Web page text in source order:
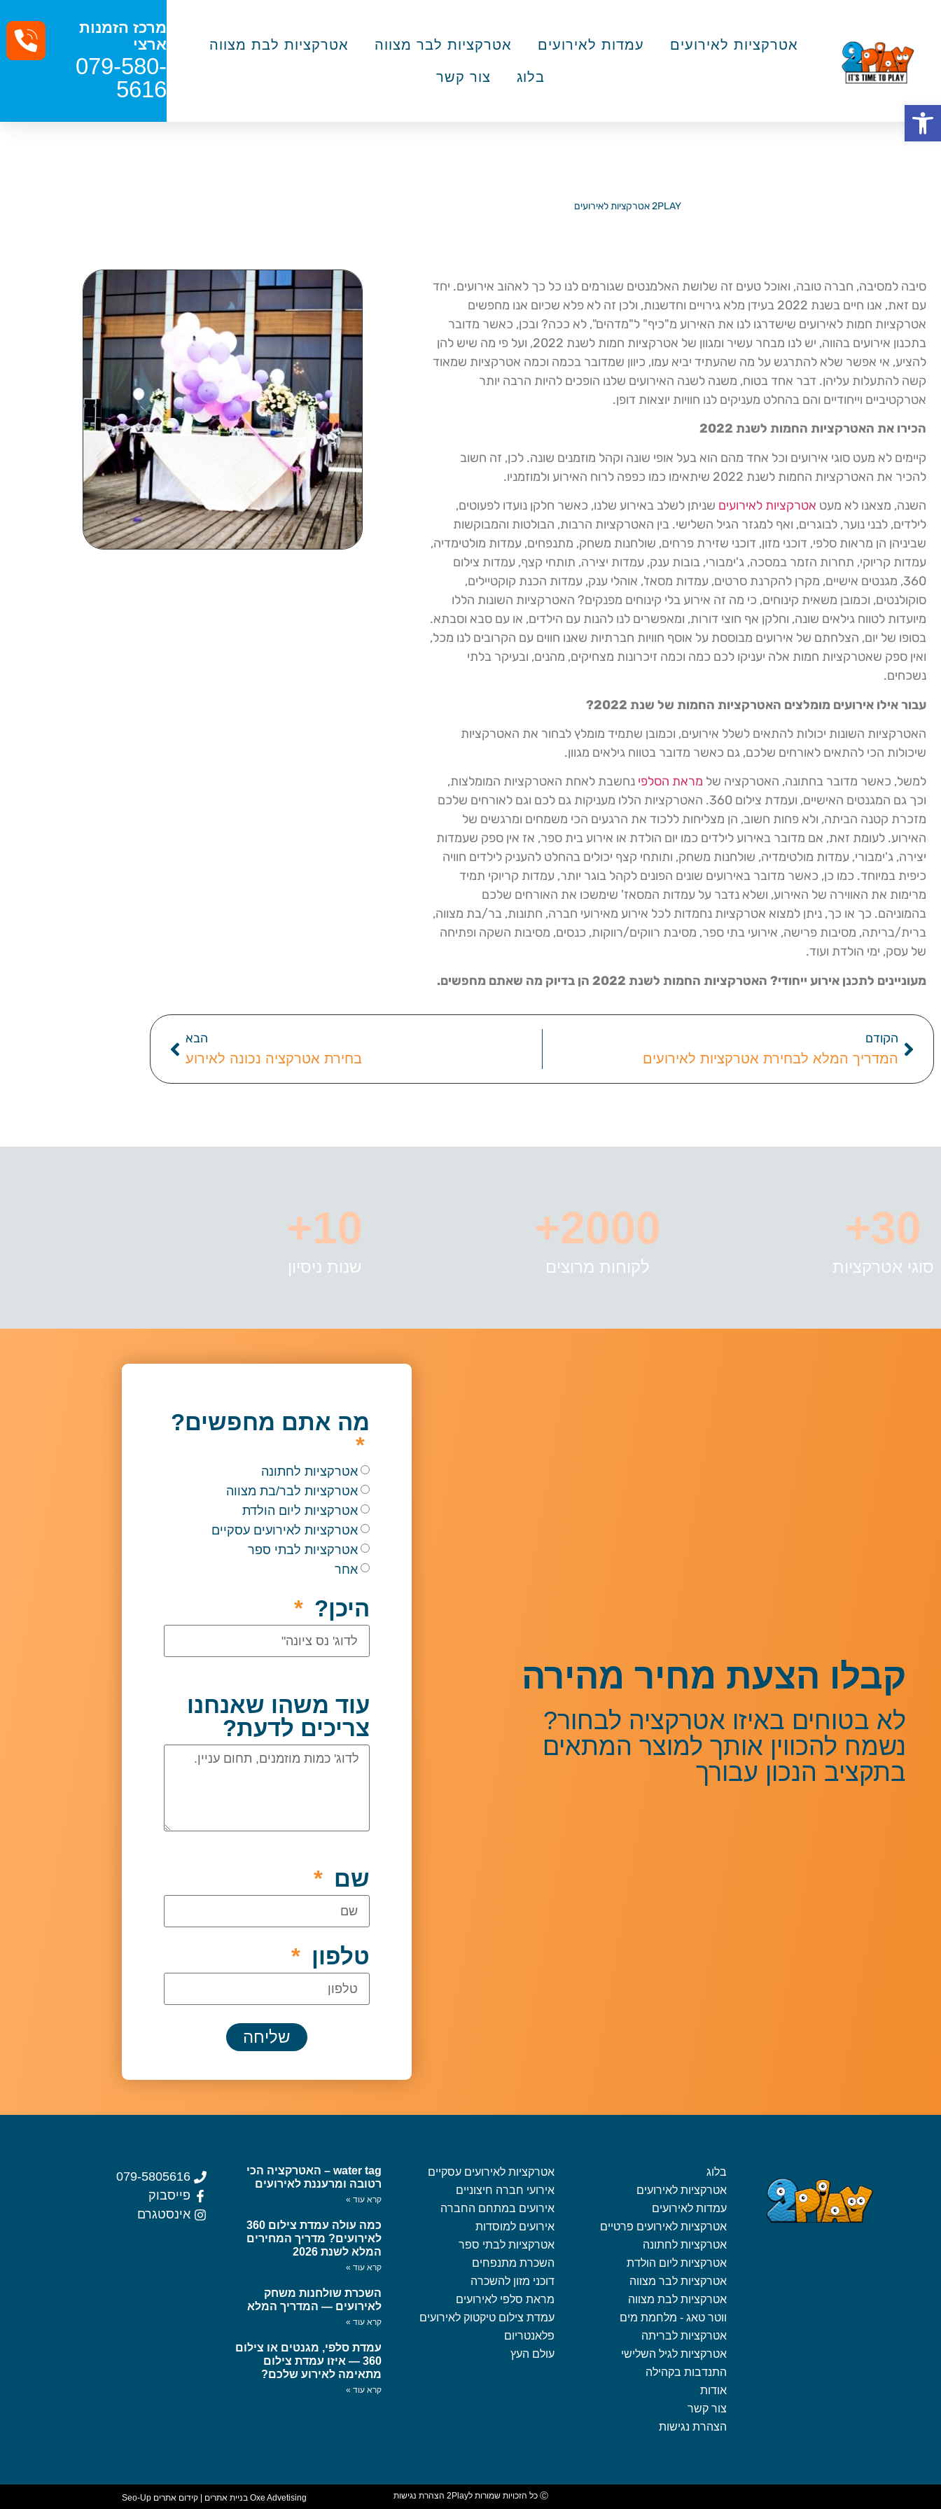
אטרקציות לאירועים עמדות לאירועים אטרקציות לבר מצווה אטרקציות לבת מצווה
בלוג צור קשר
מרכז הזמנות
ארצי
079-580-
5616
2PLAY אטרקציות לאירועים
סיבה למסיבה, חברה טובה, ואוכל טעים זה שלושת האלמנטים שגורמים לנו כל כך לאהוב אירועים. יחד
עם זאת, אנו חיים בשנת 2022 בעידן מלא גירויים וחדשנות, ולכן זה לא פלא שכיום אנו מחפשים
אטרקציות חמות לאירועים שישדרגו לנו את האירוע מ"כיף" ל"מדהים", לא ככה? ובכן, כאשר מדובר
בתכנון אירועים בהווה, יש לנו מבחר עשיר ומגוון של אטרקציות חמות לשנת 2022, ועל פי מה שיש להן
להציע, אי אפשר שלא להתרגש על מה שהעתיד יביא עמו, כיוון שמדובר בכמה וכמה אטרקציות שמאוד
קשה להתעלות עליהן. דבר אחד בטוח, משנה לשנה האירועים שלנו הופכים להיות הרבה יותר
אטרקטיביים וייחודיים והם בהחלט מעניקים לנו חוויות יוצאות דופן.
הכירו את האטרקציות החמות לשנת 2022
קיימים לא מעט סוגי אירועים וכל אחד מהם הוא בעל אופי שונה וקהל מוזמנים שונה. לכן, זה חשוב
להכיר את האטרקציות החמות לשנת 2022 שיתאימו כמו כפפה לרוח האירוע ולמוזמניו.
השנה, מצאנו לא מעט אטרקציות לאירועים שניתן לשלב באירוע שלנו, כאשר חלקן נועדו לפעוטים,
לילדים, לבני נוער, לבוגרים, ואף למגזר הגיל השלישי. בין האטרקציות הרבות, הבולטות והמבוקשות
שביניהן הן מראות סלפי, דוכני מזון, דוכני שזירת פרחים, שולחנות משחק, מתנפחים, עמדות מולטימדיה,
עמדות קריוקי, תחרות הזמר במסכה, ג'ימבורי, בובות ענק, עמדות יצירה, תותחי קצף, עמדות צילום
360, מגנטים אישיים, מקרן להקרנת סרטים, עמדות מסאז', אוהלי ענק, עמדות הכנת קוקטיילים,
סוקולנטים, וכמובן משאית קינוחים, כי מה זה אירוע בלי קינוחים מפנקים? האטרקציות השונות הללו
מיועדות לטווח גילאים שונה, וחלקן אף חוצי דורות, ומאפשרים לנו להנות עם הילדים, או עם סבא וסבתא.
בסופו של יום, הצלחתם של אירועים מבוססת על אוסף חוויות חברתיות שאנו חווים עם הקרובים לנו מכל,
ואין ספק שאטרקציות חמות אלה יעניקו לכם כמה וכמה זיכרונות מצחיקים, מהנים, ובעיקר בלתי
נשכחים.
עבור אילו אירועים מומלצים האטרקציות החמות של שנת 2022?
האטרקציות השונות יכולות להתאים לשלל אירועים, וכמובן שתמיד מומלץ לבחור את האטרקציות
שיכולות הכי להתאים לאורחים שלכם, גם כאשר מדובר בטווח גילאים מגוון.
למשל, כאשר מדובר בחתונה, האטרקציה של מראת הסלפי נחשבת לאחת האטרקציות המומלצות,
וכך גם המגנטים האישיים, ועמדת צילום 360. האטרקציות הללו מעניקות גם לכם וגם לאורחים שלכם
מזכרת קטנה הביתה, ולא פחות חשוב, הן מצליחות ללכוד את הרגעים הכי משמחים ומרגשים של
האירוע. לעומת זאת, אם מדובר באירוע לילדים כמו יום הולדת או אירוע בית ספר, אז אין ספק שעמדות
יצירה, ג'ימבורי, עמדות מולטימדיה, שולחנות משחק, ותותחי קצף יכולים בהחלט להעניק לילדים חוויה
כיפית במיוחד. כמו כן, כאשר מדובר באירועים שונים הפונים לקהל בוגר יותר, עמדות קריוקי תמיד
מרימות את האווירה של האירוע, ושלא נדבר על עמדות המסאז' שימשכו את האורחים שלכם
בהמוניהם. כך או כך, ניתן למצוא אטרקציות נחמדות לכל אירוע מאירועי חברה, חתונות, בר/בת מצווה,
ברית/בריתה, מסיבות פרישה, אירועי בתי ספר, מסיבת רווקים/רווקות, כנסים, מסיבות השקה ופתיחה
של עסק, ימי הולדת ועוד.
מעוניינים לתכנן אירוע ייחודי? האטרקציות החמות לשנת 2022 הן בדיוק מה שאתם מחפשים.
הקודם
המדריך המלא לבחירת אטרקציות לאירועים
הבא
בחירת אטרקציה נכונה לאירוע
30+
סוגי אטרקציות
2000+
לקוחות מרוצים
10+
שנות ניסיון
קבלו הצעת מחיר מהירה
לא בטוחים באיזו אטרקציה לבחור?
נשמח להכווין אותך למוצר המתאים
בתקציב הנכון עבורך
מה אתם מחפשים?
אטרקציות לחתונה
אטרקציות לבר/בת מצווה
אטרקציות ליום הולדת
אטרקציות לאירועים עסקיים
אטרקציות לבתי ספר
אחר
היכן?
עוד משהו שאנחנו
צריכים לדעת?
שם
טלפון
שליחה
בלוג
אטרקציות לאירועים
עמדות לאירועים
אטרקציות לאירועים פרטיים
אטרקציות לחתונה
אטרקציות ליום הולדת
אטרקציות לבר מצווה
אטרקציות לבת מצווה
ווטר טאג - מלחמת מים
אטרקציות לבריתה
אטרקציות לגיל השלישי
התנדבות בקהילה
אודות
צור קשר
הצהרת נגישות
אטרקציות לאירועים עסקיים
אירועי חברה חיצוניים
אירועים במתחם החברה
אירועים למוסדות
אטרקציות לבתי ספר
השכרת מתנפחים
דוכני מזון להשכרה
מראת סלפי לאירועים
עמדת צילום טיקטוק לאירועים
פלאנטריום
עולם העץ
water tag – האטרקציה הכי
רטובה ומרעננת לאירועים
קרא עוד »
כמה עולה עמדת צילום 360
לאירועים? מדריך המחירים
המלא לשנת 2026
קרא עוד »
השכרת שולחנות משחק
לאירועים — המדריך המלא
קרא עוד »
עמדת סלפי, מגנטים או צילום
360 — איזו עמדת צילום
מתאימה לאירוע שלכם?
קרא עוד »
079-5805616
פייסבוק
אינסטגרם
Ⓒ כל הזכויות שמורות ל2Play הצהרת נגישות Oxe Advetising בניית אתרים קידום אתרים
פתח סרגל נגישות